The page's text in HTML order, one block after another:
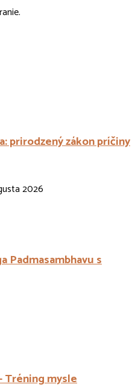
prirodzený zákon príčiny
2026
Padmasambhavu s
Tréning mysle